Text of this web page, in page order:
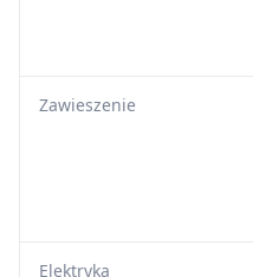
Zawieszenie
Elektryka